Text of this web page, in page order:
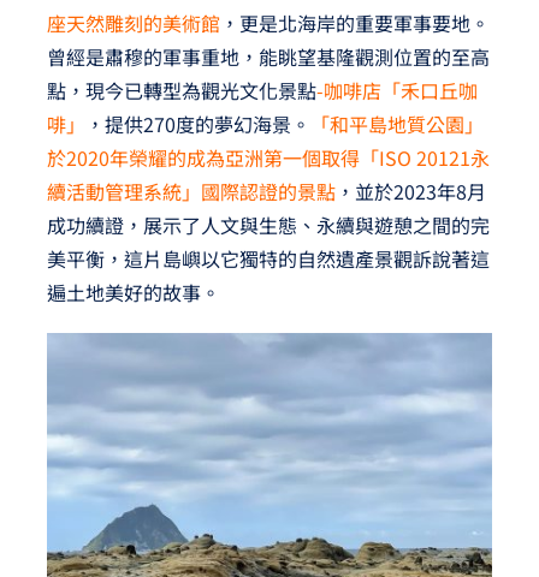
座天然雕刻的美術館，更是北海岸的重要軍事要地。
曾經是肅穆的軍事重地，能眺望基隆觀測位置的至高
點，現今已轉型為觀光文化景點-咖啡店「禾口丘咖
啡」
，提供270度的夢幻海景。
「和平島地質公園」
於2020年榮耀的成為亞洲第一個取得「ISO 20121永
續活動管理系統」國際認證的景點，並於2023年8月
成功續證，展示了人文與生態、永續與遊憩之間的完
美平衡，這片島嶼以它獨特的自然遺產景觀訴說著這
遍土地美好的故事。